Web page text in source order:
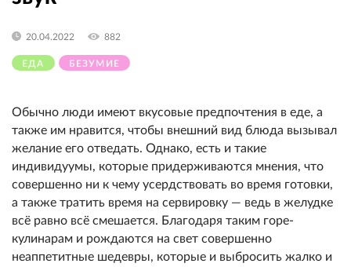
ЕДА БЕЗУМИЕ
20.04.2022 882
Обычно люди имеют вкусовые предпочтения в еде, а
также им нравится, чтобы внешний вид блюда вызывал
желание его отведать. Однако, есть и такие
индивидуумы, которые придерживаются мнения, что
совершенно ни к чему усердствовать во время готовки,
а также тратить время на сервировку — ведь в желудке
всё равно всё смешается. Благодаря таким горе-
кулинарам и рождаются на свет совершенно
неаппетитные шедевры, которые и выбросить жалко и